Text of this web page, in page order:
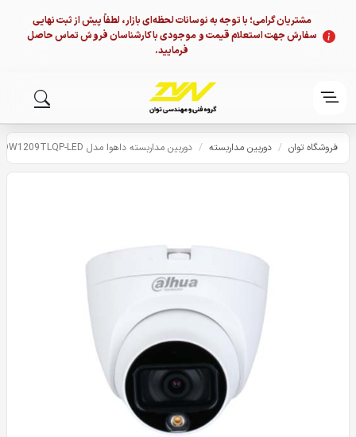
مشتریان گرامی؛ با توجه به نوسانات لحظه‌ای بازار، لطفاً پیش از ثبت نهایی
سفارش جهت استعلام قیمت و موجودی با کارشناسان فروش تماس حاصل
فرمایید.
فروشگاه توان / دوربین مداربسته / دوربین مداربسته داهوا مدل HDW1209TLQP-LED